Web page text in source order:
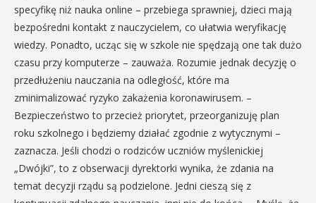
specyfikę niż nauka online – przebiega sprawniej, dzieci mają
bezpośredni kontakt z nauczycielem, co ułatwia weryfikację
wiedzy. Ponadto, ucząc się w szkole nie spędzają one tak dużo
czasu przy komputerze – zauważa. Rozumie jednak decyzję o
przedłużeniu nauczania na odległość, które ma
zminimalizować ryzyko zakażenia koronawirusem. –
Bezpieczeństwo to przecież priorytet, przeorganizuję plan
roku szkolnego i będziemy działać zgodnie z wytycznymi –
zaznacza. Jeśli chodzi o rodziców uczniów myślenickiej
„Dwójki”, to z obserwacji dyrektorki wynika, że zdania na
temat decyzji rządu są podzielone. Jedni cieszą się z